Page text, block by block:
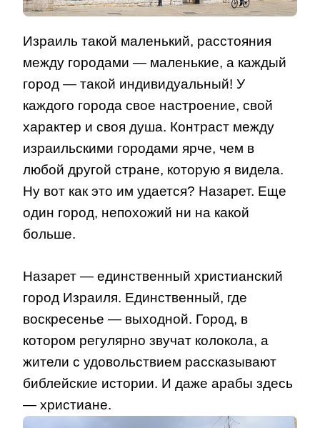
Израиль такой маленький, расстояния
между городами — маленькие, а каждый
город — такой индивидуальный! У
каждого города свое настроение, свой
характер и своя душа. Контраст между
израильскими городами ярче, чем в
любой другой стране, которую я видела.
Ну вот как это им удается? Назарет. Еще
один город, непохожий ни на какой
больше.
Назарет — единственный христианский
город Израиля. Единственный, где
воскресенье — выходной. Город, в
котором регулярно звучат колокола, а
жители с удовольствием рассказывают
библейские истории. И даже арабы здесь
— христиане.